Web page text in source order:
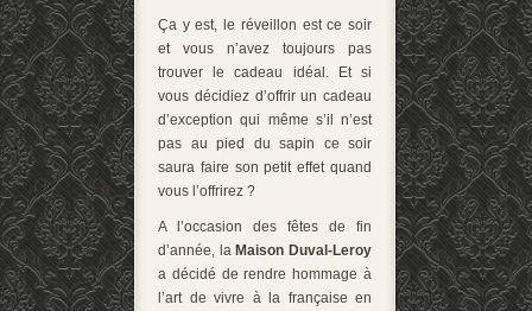
Ça y est, le réveillon est ce soir
et vous n’avez toujours pas
trouver le cadeau idéal. Et si
vous décidiez d’offrir un cadeau
d’exception qui même s’il n’est
pas au pied du sapin ce soir
saura faire son petit effet quand
vous l’offrirez ?
A l’occasion des fêtes de fin
d’année, laMaison Duval-Leroy
a décidé de rendre hommage à
l’art de vivre à la française en